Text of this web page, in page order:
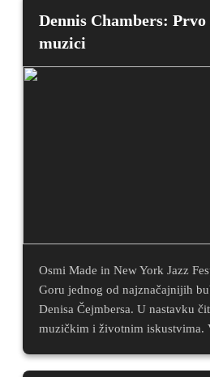
Dennis Chambers:
muzici
Osmi Made in New York Jazz
Goru jednog od najznačajnijih
Denisa Čejmbersa. U nastavku
muzičkim i životnim iskustvima.